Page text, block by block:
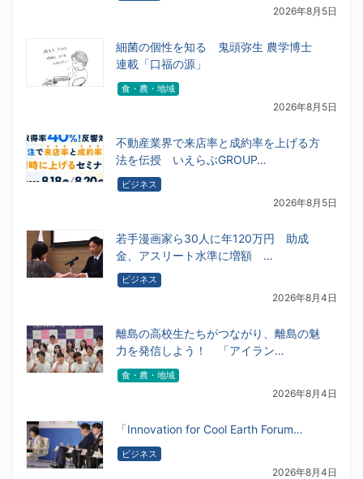
2026年8月5日
細菌の個性を知る 鬼頭弥生 農学博士
連載「口福の源」
食・農・地域
2026年8月5日
不動産業界で来店率と成約率を上げる方
法を伝授 いえらぶGROUP…
ビジネス
2026年8月5日
若手漫画家ら30人に年120万円 助成
金、アスリート水準に増額 …
ビジネス
2026年8月4日
離島の高校生たちがつながり、離島の魅
力を発信しよう！ 「アイラン…
食・農・地域
2026年8月4日
「Innovation for Cool Earth Forum…
ビジネス
2026年8月4日